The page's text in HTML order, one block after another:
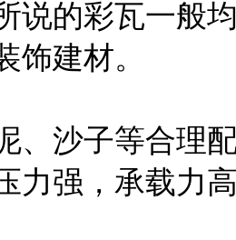
说的彩瓦一般
饰建材。
、沙子等合理
力强，承载力